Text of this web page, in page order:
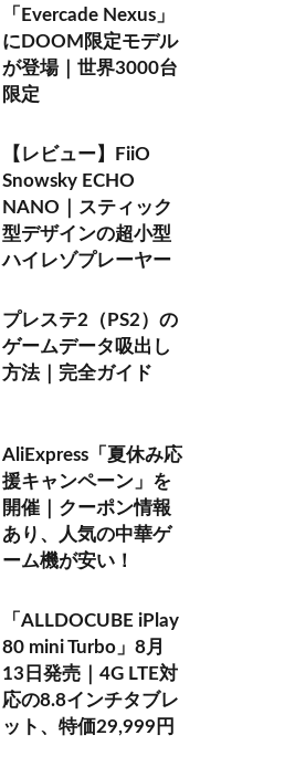
「Evercade Nexus」
にDOOM限定モデル
が登場｜世界3000台
限定
【レビュー】FiiO
Snowsky ECHO
NANO｜スティック
型デザインの超小型
ハイレゾプレーヤー
プレステ2（PS2）の
ゲームデータ吸出し
方法｜完全ガイド
AliExpress「夏休み応
援キャンペーン」を
開催｜クーポン情報
あり、人気の中華ゲ
ーム機が安い！
「ALLDOCUBE iPlay
80 mini Turbo」8月
13日発売｜4G LTE対
応の8.8インチタブレ
ット、特価29,999円